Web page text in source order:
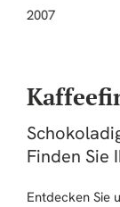
Finden Sie
Entdecken Sie